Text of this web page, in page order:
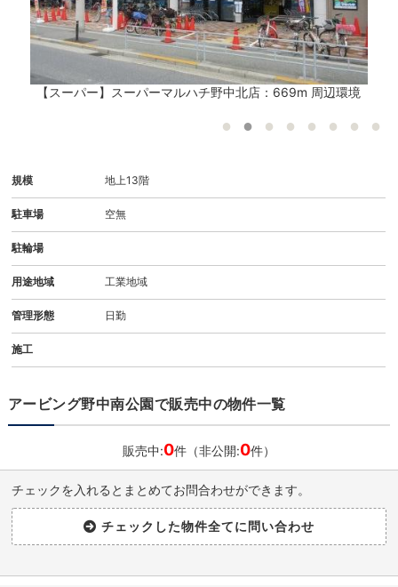
【スーパー】スーパーマルハチ野中北店：669m 周辺環境
規模 地上13階
駐車場 空無
駐輪場
用途地域 工業地域
管理形態 日勤
施工
アービング野中南公園で販売中の物件一覧
販売中:0件（非公開:0件）
チェックを入れるとまとめてお問合わせができます。